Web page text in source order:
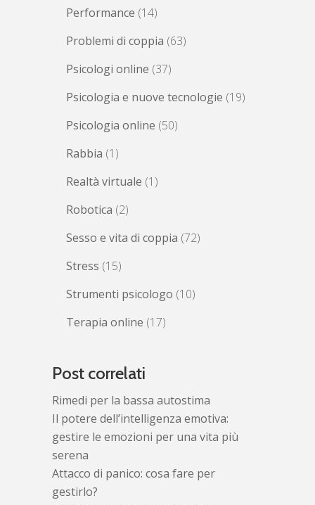
Performance (14)
Problemi di coppia (63)
Psicologi online (37)
Psicologia e nuove tecnologie (19)
Psicologia online (50)
Rabbia (1)
Realtà virtuale (1)
Robotica (2)
Sesso e vita di coppia (72)
Stress (15)
Strumenti psicologo (10)
Terapia online (17)
Post correlati
Rimedi per la bassa autostima
Il potere dell’intelligenza emotiva:
gestire le emozioni per una vita più
serena
Attacco di panico: cosa fare per
gestirlo?